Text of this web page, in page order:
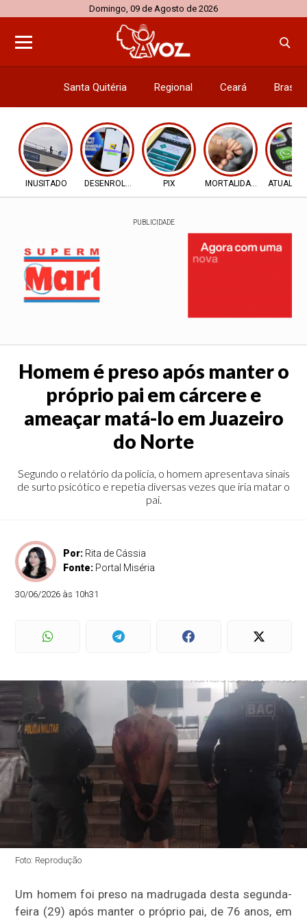
Domingo, 09 de Agosto de 2026
Santa Quitéria Regional Ceará Brasil
INUSITADO DESENROLA 2.0 PIX MORTALIDADE INFANTIL
PUBLICIDADE
Homem é preso após manter o
próprio pai em cárcere e
ameaçar matá-lo em Juazeiro
do Norte
Segundo o relatório da polícia, o homem apresentava sinais
de surto psicótico e repetia diversas vezes que iria matar o
pai.
Por: Rita de Cássia
Fonte: Portal Miséria
30/06/2026 às 10h31
Foto: Reprodução
Um homem foi preso na madrugada desta segunda-
feira (29) após manter o próprio pai, de 76 anos, em